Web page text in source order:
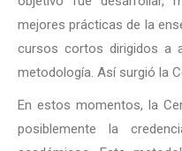
mejores prácticas de la
cursos cortos dirigidos a
metodología. Así surgió la
En estos momentos, la
posiblemente la